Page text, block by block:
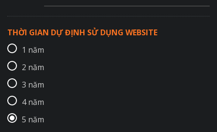
THỜI GIAN DỰ ĐỊNH SỬ DỤNG WEBSITE
1 năm
2 năm
3 năm
4 năm
5 năm